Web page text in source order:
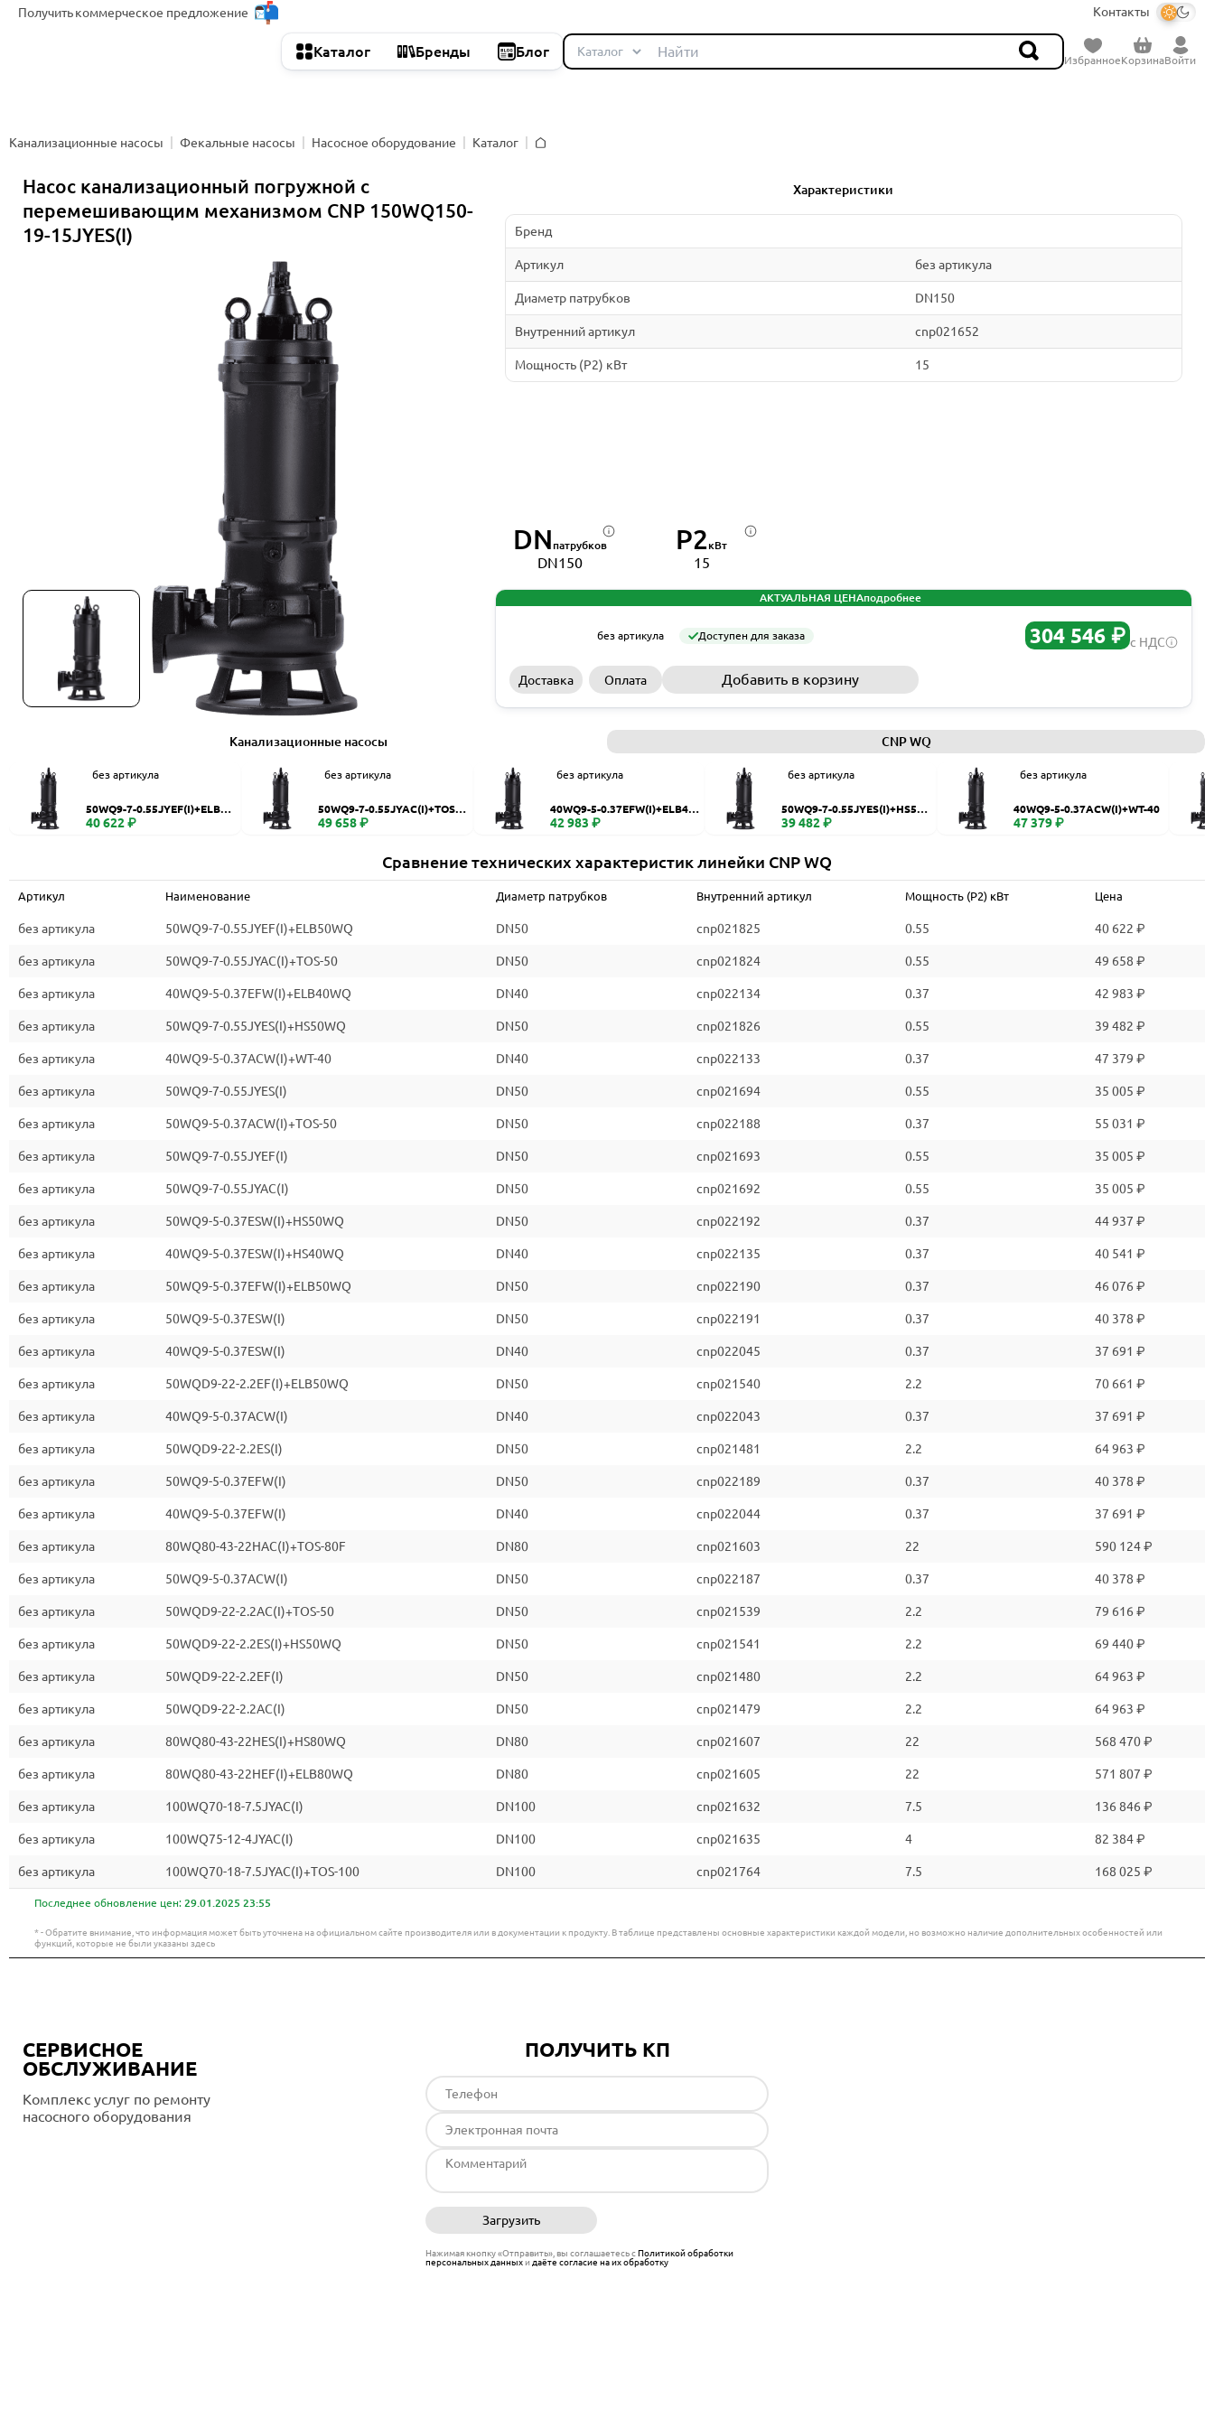
Получитькоммерческое предложение Контакты
Каталог Бренды Блог
ИзбранноеКорзинаВойти
Канализационные насосы Фекальные насосы Насосное оборудование
Каталог
Насос канализационный погружной с
перемешивающим механизмом CNP 150WQ150-
19-15JYES(I)
Характеристики
Бренд
Артикул без артикула
Диаметр патрубков DN150
Внутренний артикул cnp021652
Мощность (P2) кВт 15
DN патрубков
DN150
P2кВт
15
АКТУАЛЬНАЯ ЦЕНАподробнее
без артикула Доступен для заказа 304 546 ₽ с НДС
Доставка Оплата Добавить в корзину
Канализационные насосы CNP WQ
без артикула
50WQ9-7-0.55JYEF(I)+ELB50
WQ
40 622 ₽
без артикула
50WQ9-7-0.55JYAC(I)+TOS-5
0
49 658 ₽
без артикула
40WQ9-5-0.37EFW(I)+ELB40
WQ
42 983 ₽
без артикула
50WQ9-7-0.55JYES(I)+HS50
WQ
39 482 ₽
без артикула
40WQ9-5-0.37ACW(I)+WT-40
47 379 ₽
Сравнение технических характеристик линейки CNP WQ
Артикул Наименование Диаметр патрубков Внутренний артикул Мощность (P2) кВт Цена
без артикула 50WQ9-7-0.55JYEF(I)+ELB50WQ DN50 cnp021825 0.55 40 622 ₽
без артикула 50WQ9-7-0.55JYAC(I)+TOS-50 DN50 cnp021824 0.55 49 658 ₽
без артикула 40WQ9-5-0.37EFW(I)+ELB40WQ DN40 cnp022134 0.37 42 983 ₽
без артикула 50WQ9-7-0.55JYES(I)+HS50WQ DN50 cnp021826 0.55 39 482 ₽
без артикула 40WQ9-5-0.37ACW(I)+WT-40 DN40 cnp022133 0.37 47 379 ₽
без артикула 50WQ9-7-0.55JYES(I) DN50 cnp021694 0.55 35 005 ₽
без артикула 50WQ9-5-0.37ACW(I)+TOS-50 DN50 cnp022188 0.37 55 031 ₽
без артикула 50WQ9-7-0.55JYEF(I) DN50 cnp021693 0.55 35 005 ₽
без артикула 50WQ9-7-0.55JYAC(I) DN50 cnp021692 0.55 35 005 ₽
без артикула 50WQ9-5-0.37ESW(I)+HS50WQ DN50 cnp022192 0.37 44 937 ₽
без артикула 40WQ9-5-0.37ESW(I)+HS40WQ DN40 cnp022135 0.37 40 541 ₽
без артикула 50WQ9-5-0.37EFW(I)+ELB50WQ DN50 cnp022190 0.37 46 076 ₽
без артикула 50WQ9-5-0.37ESW(I) DN50 cnp022191 0.37 40 378 ₽
без артикула 40WQ9-5-0.37ESW(I) DN40 cnp022045 0.37 37 691 ₽
без артикула 50WQD9-22-2.2EF(I)+ELB50WQ DN50 cnp021540 2.2 70 661 ₽
без артикула 40WQ9-5-0.37ACW(I) DN40 cnp022043 0.37 37 691 ₽
без артикула 50WQD9-22-2.2ES(I) DN50 cnp021481 2.2 64 963 ₽
без артикула 50WQ9-5-0.37EFW(I) DN50 cnp022189 0.37 40 378 ₽
без артикула 40WQ9-5-0.37EFW(I) DN40 cnp022044 0.37 37 691 ₽
без артикула 80WQ80-43-22HAC(I)+TOS-80F DN80 cnp021603 22 590 124 ₽
без артикула 50WQ9-5-0.37ACW(I) DN50 cnp022187 0.37 40 378 ₽
без артикула 50WQD9-22-2.2AC(I)+TOS-50 DN50 cnp021539 2.2 79 616 ₽
без артикула 50WQD9-22-2.2ES(I)+HS50WQ DN50 cnp021541 2.2 69 440 ₽
без артикула 50WQD9-22-2.2EF(I) DN50 cnp021480 2.2 64 963 ₽
без артикула 50WQD9-22-2.2AC(I) DN50 cnp021479 2.2 64 963 ₽
без артикула 80WQ80-43-22HES(I)+HS80WQ DN80 cnp021607 22 568 470 ₽
без артикула 80WQ80-43-22HEF(I)+ELB80WQ DN80 cnp021605 22 571 807 ₽
без артикула 100WQ70-18-7.5JYAC(I) DN100 cnp021632 7.5 136 846 ₽
без артикула 100WQ75-12-4JYAC(I) DN100 cnp021635 4 82 384 ₽
без артикула 100WQ70-18-7.5JYAC(I)+TOS-100 DN100 cnp021764 7.5 168 025 ₽
Последнее обновление цен: 29.01.2025 23:55
* - Обратите внимание, что информация может быть уточнена на официальном сайте производителя или в документации к продукту. В таблице представлены основные характеристики каждой модели, но возможно наличие дополнительных особенностей или
функций, которые не были указаны здесь
СЕРВИСНОЕ
ОБСЛУЖИВАНИЕ
Комплекс услуг по ремонту
насосного оборудования
ПОЛУЧИТЬ КП
Загрузить
Нажимая кнопку «Отправить», вы соглашаетесь сПолитикой обработки
персональных данныхи даёте согласие на их обработку